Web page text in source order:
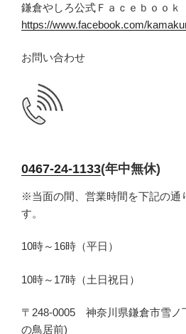
鎌倉やしろ公式Ｆａｃｅｂｏｏｋ
https://www.facebook.com/
お問い合わせ
0467-24-1133(年中無休)
※当面の間、営業時間を下記の通
す。
10時～16時（平日）
10時～17時（土日祝日）
〒248-0005 神奈川県鎌倉市雪ノ
の鳥居前)